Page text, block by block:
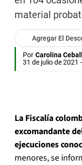
material
Agregar El
Por Carolina
31 de julio de 2021
La Fiscalía
excomandante
ejecuciones
menores, se